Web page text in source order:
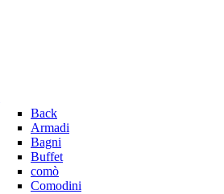
Back
Armadi
Bagni
Buffet
comò
Comodini